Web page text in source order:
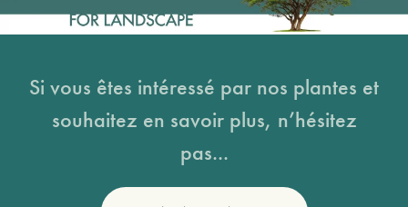
Si vous êtes intéressé par nos plantes et
souhaitez en savoir plus, n’hésitez
pas...